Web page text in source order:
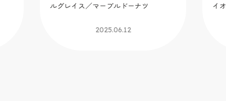
ルグレイス／マーブルドーナツ
2025.06.12
イ